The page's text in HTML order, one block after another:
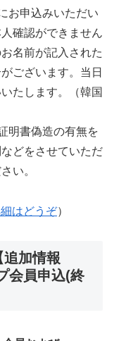
お申込みいただい
確認ができません
名前が記入された
ございます。当日
たします。（韓国
明書偽造の有無を
どをさせていただ
い。
はどうぞ）
追加情報
会員申込(終